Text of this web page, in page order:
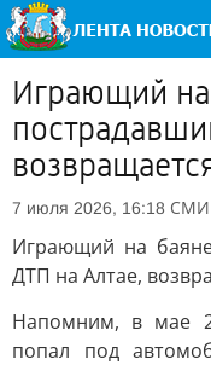
Играющий на
7 июля 2026, 16:18 СМИ
Играющий на
ДТП на Алтае,
Напомним, в мае
попал под